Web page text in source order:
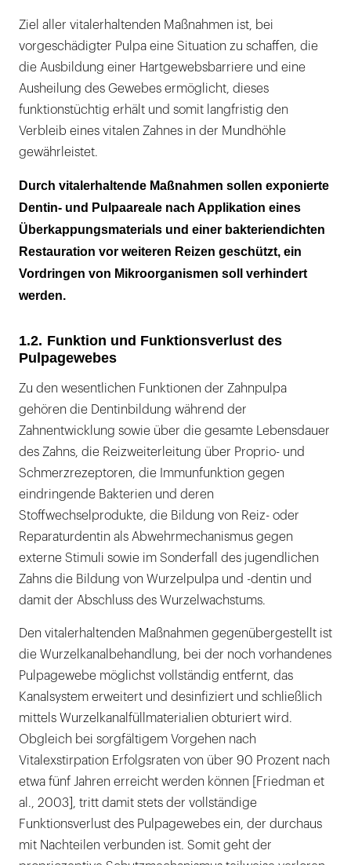
Ziel aller vitalerhaltenden Maßnahmen ist, bei
vorgeschädigter Pulpa eine Situation zu schaffen, die
die Ausbildung einer Hartgewebsbarriere und eine
Ausheilung des Gewebes ermöglicht, dieses
funktionstüchtig erhält und somit langfristig den
Verbleib eines vitalen Zahnes in der Mundhöhle
gewährleistet.
Durch vitalerhaltende Maßnahmen sollen exponierte
Dentin- und Pulpaareale nach Applikation eines
Überkappungsmaterials und einer bakteriendichten
Restauration vor weiteren Reizen geschützt, ein
Vordringen von Mikroorganismen soll verhindert
werden.
1.2. Funktion und Funktionsverlust des
Pulpagewebes
Zu den wesentlichen Funktionen der Zahnpulpa
gehören die Dentinbildung während der
Zahnentwicklung sowie über die gesamte Lebensdauer
des Zahns, die Reizweiterleitung über Proprio- und
Schmerzrezeptoren, die Immunfunktion gegen
eindringende Bakterien und deren
Stoffwechselprodukte, die Bildung von Reiz- oder
Reparaturdentin als Abwehrmechanismus gegen
externe Stimuli sowie im Sonderfall des jugendlichen
Zahns die Bildung von Wurzelpulpa und -dentin und
damit der Abschluss des Wurzelwachstums.
Den vitalerhaltenden Maßnahmen gegenübergestellt ist
die Wurzelkanalbehandlung, bei der noch vorhandenes
Pulpagewebe möglichst vollständig entfernt, das
Kanalsystem erweitert und desinfiziert und schließlich
mittels Wurzelkanalfüllmaterialien obturiert wird.
Obgleich bei sorgfältigem Vorgehen nach
Vitalexstirpation Erfolgsraten von über 90 Prozent nach
etwa fünf Jahren erreicht werden können [Friedman et
al., 2003], tritt damit stets der vollständige
Funktionsverlust des Pulpagewebes ein, der durchaus
mit Nachteilen verbunden ist. Somit geht der